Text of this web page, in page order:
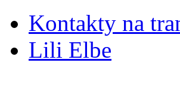
Kontakty na
Lili Elbe